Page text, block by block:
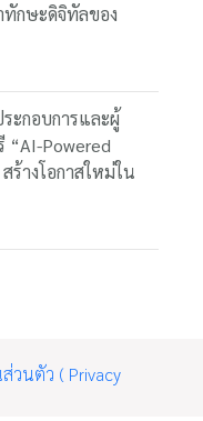
กษะดิจิทัลของ
ะกอบการและผู้
“AI-Powered
ร้างโอกาสใหม่ใน
วนตัว ( Privacy